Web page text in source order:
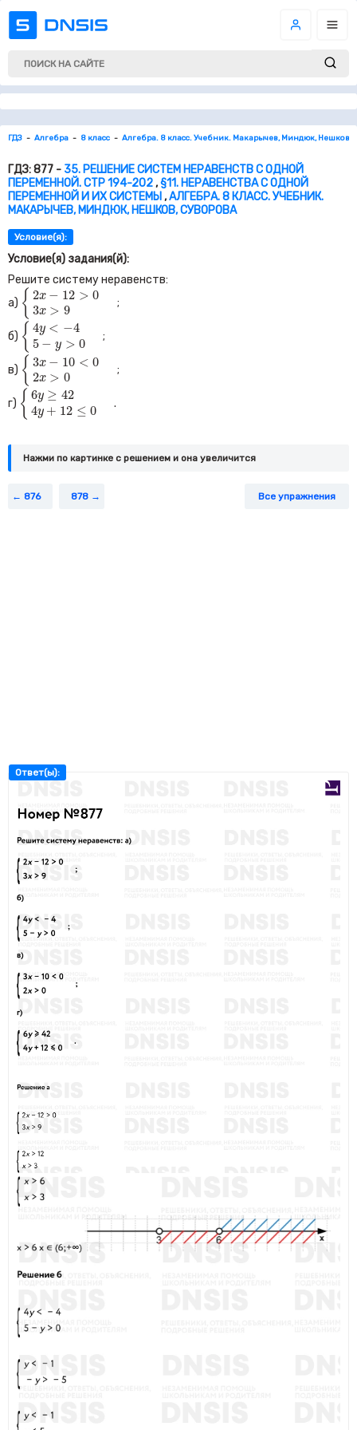
ГДЗ Алгебра 8 класс Алгебра. 8 класс. Учебник. Макарычев, Миндюк, Нешков,
ГДЗ: 877 - 35. РЕШЕНИЕ СИСТЕМ НЕРАВЕНСТВ С ОДНОЙ
ПЕРЕМЕННОЙ. СТР 194-202,§11. НЕРАВЕНСТВА С ОДНОЙ
ПЕРЕМЕННОЙ И ИХ СИСТЕМЫ,АЛГЕБРА. 8 КЛАСС. УЧЕБНИК.
МАКАРЫЧЕВ, МИНДЮК, НЕШКОВ, СУВОРОВА
Условие(я):
Условие(я) задания(й):
Решите систему неравенств:
а) { 2x − 12 > 0
3x > 9
{2x −12>0 3x> 9
;
б) { 4y < −4
5 − y > 0
4 y − −
;
в) { 3x − 10 < 0
2x > 0
{3 x 10 < 0 >
;
г) { 6y ≥ 42
4y + 12 ≤ 0
6 y 42 4y
.
Нажми по картинке c решением и она увеличится
876 878 Все упражнения
Ответ(ы):